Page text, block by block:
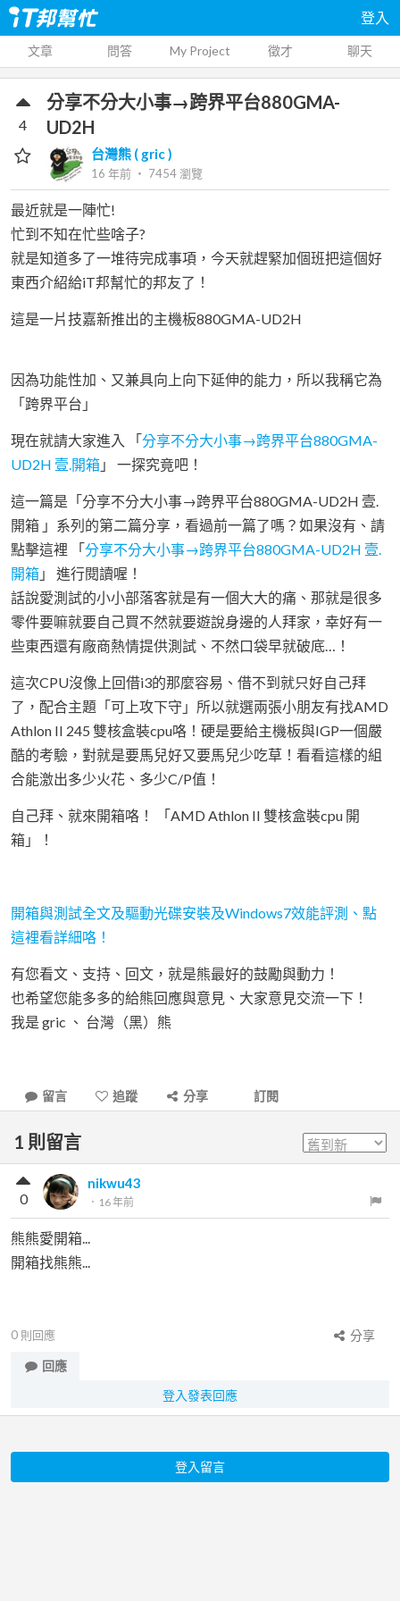
登入
文章 問答 My Project 徵才 聊天
分享不分大小事→跨界平台880GMA-
UD2H
台灣熊 ( gric )
16 年前 ‧ 7454瀏覽
4
最近就是一陣忙!
忙到不知在忙些啥子?
就是知道多了一堆待完成事項，今天就趕緊加個班把這個好
東西介紹給iT邦幫忙的邦友了！
這是一片技嘉新推出的主機板880GMA-UD2H
因為功能性加、又兼具向上向下延伸的能力，所以我稱它為
「跨界平台」
現在就請大家進入 「分享不分大小事→跨界平台880GMA-
UD2H 壹.開箱 」 一探究竟吧！
這一篇是「分享不分大小事→跨界平台880GMA-UD2H 壹.
開箱 」系列的第二篇分享，看過前一篇了嗎？如果沒有、請
點擊這裡 「分享不分大小事→跨界平台880GMA-UD2H 壹.
開箱 」 進行閱讀喔！
話說愛測試的小小部落客就是有一個大大的痛、那就是很多
零件要嘛就要自己買不然就要遊說身邊的人拜家，幸好有一
些東西還有廠商熱情提供測試、不然口袋早就破底…！
這次CPU沒像上回借i3的那麼容易、借不到就只好自己拜
了，配合主題「可上攻下守」所以就選兩張小朋友有找AMD
Athlon II 245 雙核盒裝cpu咯！硬是要給主機板與IGP一個嚴
酷的考驗，對就是要馬兒好又要馬兒少吃草！看看這樣的組
合能激出多少火花、多少C/P值！
自己拜、就來開箱咯！ 「AMD Athlon II 雙核盒裝cpu 開
箱」！
開箱與測試全文及驅動光碟安裝及Windows7效能評測、點
這裡看詳細咯！
有您看文、支持、回文，就是熊最好的鼓勵與動力！
也希望您能多多的給熊回應與意見、大家意見交流一下！
我是 gric 、 台灣（黑）熊
留言 追蹤 分享 訂閱
1 則留言
nikwu43
． 16 年前
0
熊熊愛開箱...
開箱找熊熊...
0 則回應
分享
回應
登入發表回應
登入留言